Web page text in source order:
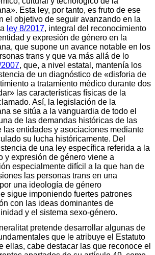
Esta ley, por tanto, es fruto de ese
el objetivo de seguir avanzando en la
ley 8/2017, integral del reconocimiento
y expresión de género en la
que supone un avance notable en los
trans y que va más allá de lo
2007, que, a nivel estatal, mantenía los
de un diagnóstico de «disforia de
a tratamiento médico durante dos
las características físicas de la
Así, la legislación de la
se sitúa a la vanguardia de todo el
de las demandas históricas de las
las entidades y asociaciones mediante
su lucha históricamente. Del
de una ley específica referida a la
y expresión de género viene a
especialmente difícil a la que han de
las personas trans en una
una ideología de género
sigue imponiendo fuertes patrones
con las ideas dominantes de
y el sistema sexo-género.
pretende desarrollar algunas de
que le atribuye el Estatuto
ellas, cabe destacar las que reconoce el